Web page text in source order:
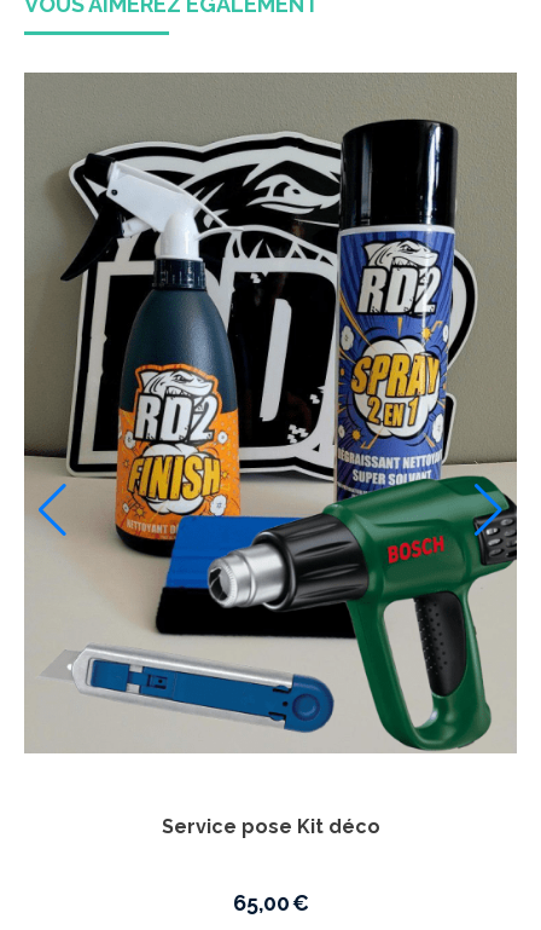
Kit Déco HONDA RESTYLED POLISPORT CR 125
( 2002 à 2008 )
55,00€ 110,00€
Ajouter Au Panier